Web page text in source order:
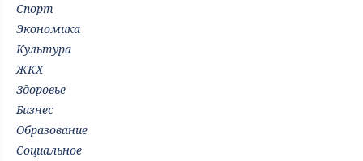
Спорт
Экономика
Культура
ЖКХ
Здоровье
Бизнес
Образование
Социальное